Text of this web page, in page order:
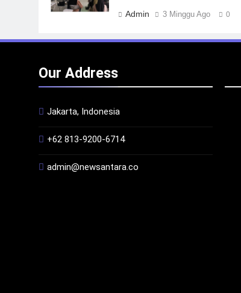
Admin 3 Minggu Ago 0
Our Address
Jakarta, Indonesia
+62 813-9200-6714
admin@newsantara.co